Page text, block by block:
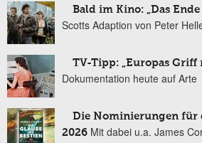
Bald im Kino: „Das
Scotts Adaption von Peter
TV-Tipp: „Europas Griff
Dokumentation heute auf Arte
Die Nominierungen für
2026 Mit dabei u.a. James